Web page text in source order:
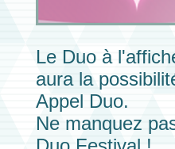
Le Duoà
aura la
Appel Duo.
Ne manquez